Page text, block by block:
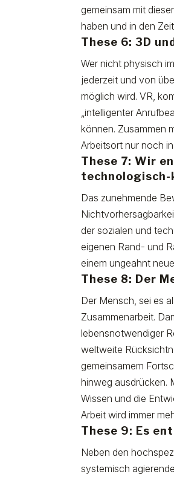
gemeinsam mit
haben und in den
These 6: 3D
Wer nicht physisch
jederzeit und von
möglich wird. VR,
„intelligenter
können. Zusammen
Arbeitsort nur noch
These 7: Wir
technologisch-
Das zunehmende
der sozialen und
eigenen Rand- und
einem ungeahnt
These 8: Der
Der Mensch, sei es
Zusammenarbeit.
lebensnotwendiger
weltweite
gemeinsamem
hinweg ausdrücken.
Wissen und die
Arbeit wird immer
These 9: Es
Neben den
systemisch